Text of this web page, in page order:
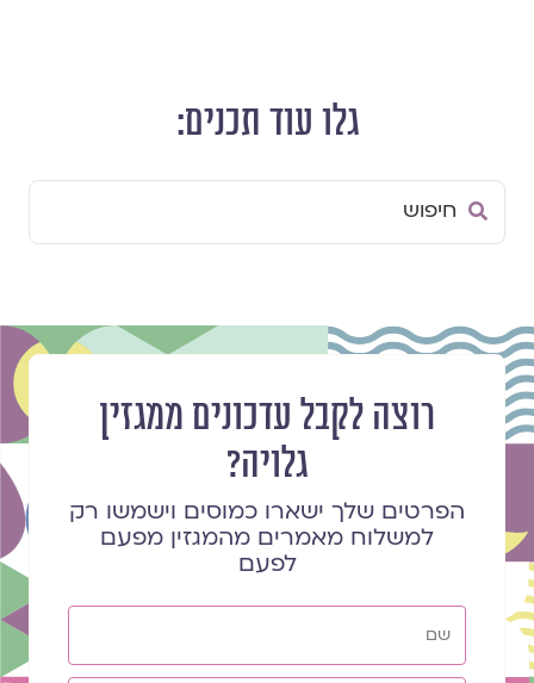
גלו עוד תכנים:
Search
רוצה לקבל עדכונים ממגזין
גלויה?
הפרטים שלך ישארו כמוסים וישמשו רק
למשלוח מאמרים מהמגזין מפעם
לפעם